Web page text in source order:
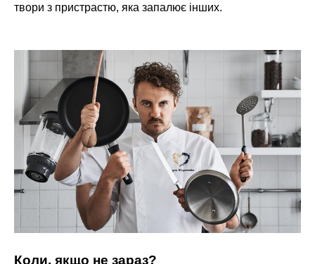
твори з пристрастю, яка запалює інших.
Коли, якщо не зараз?